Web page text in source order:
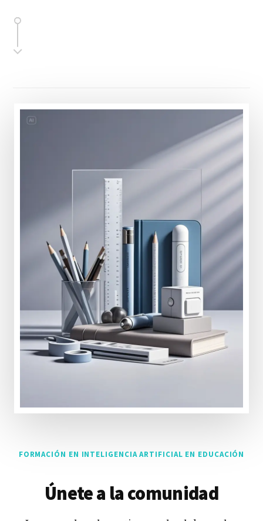
FORMACIÓN EN INTELIGENCIA ARTIFICIAL EN EDUCACIÓN
Únete a la comunidad